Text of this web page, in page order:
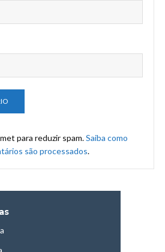
para reduzir spam.Saiba como
são processados.